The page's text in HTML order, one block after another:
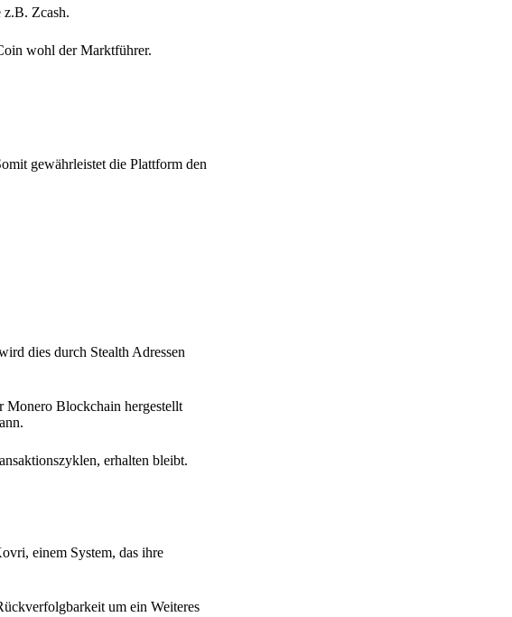
Zcash.
wohl der Marktführer.
gewährleistet die Plattform den
dies durch Stealth Adressen
Monero Blockchain hergestellt
erhalten bleibt.
einem System, das ihre
um ein Weiteres